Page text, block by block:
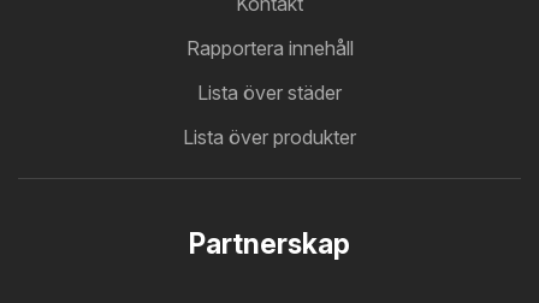
Rapportera innehåll
Lista över städer
Lista över produkter
Partnerskap